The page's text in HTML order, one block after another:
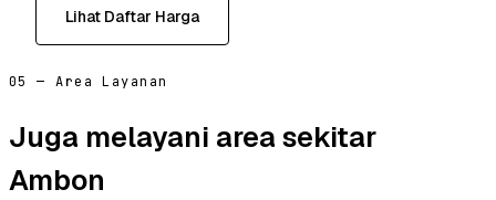
Lihat Daftar Harga
05 — Area Layanan
Juga melayani area sekitar
Ambon